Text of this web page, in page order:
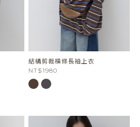
結構剪裁橫條長袖上衣
NT$1980